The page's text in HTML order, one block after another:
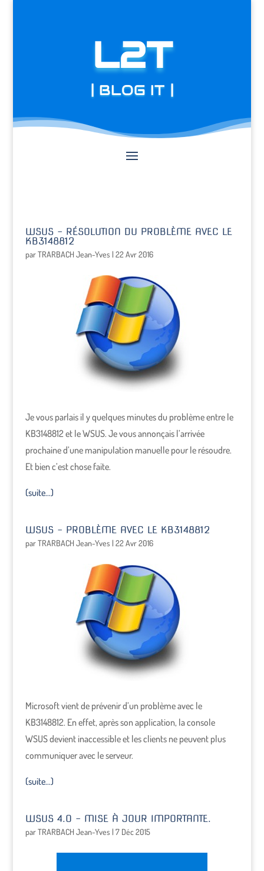
L2T
| BLOG IT |
WSUS – RÉSOLUTION DU PROBLÈME AVEC LE
KB3148812
parTRARBACH Jean-Yves | 22 Avr 2016
Je vous parlais il y quelques minutes du problème entre le
KB3148812 et le WSUS. Je vous annonçais l’arrivée
prochaine d’une manipulation manuelle pour le résoudre.
Et bien c’est chose faite.
(suite…)
WSUS – PROBLÈME AVEC LE KB3148812
parTRARBACH Jean-Yves | 22 Avr 2016
Microsoft vient de prévenir d’un problème avec le
KB3148812. En effet, après son application, la console
WSUS devient inaccessible et les clients ne peuvent plus
communiquer avec le serveur.
(suite…)
WSUS 4.0 – MISE À JOUR IMPORTANTE.
parTRARBACH Jean-Yves | 7 Déc 2015